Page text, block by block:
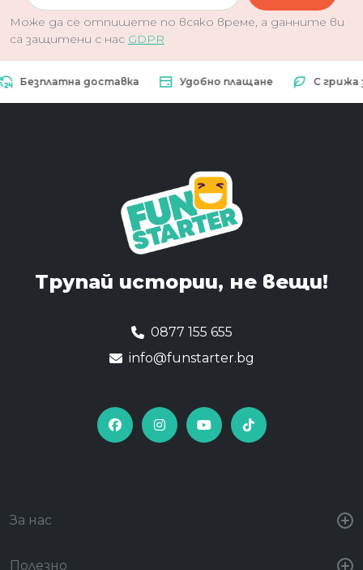
Може да се отпишете по всяко време, а данните ви
са защитени с нас GDPR
доставка Удобно плащане С грижа за
Трупай истории, не вещи!
0877 155 655
info@funstarter.bg
За нас
Полезно